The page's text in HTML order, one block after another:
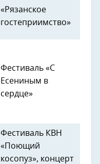
«Рязанское
гостеприимство»
Фестиваль «С
Есениным в
сердце»
Фестиваль КВН
«Поющий
косопуз», концерт